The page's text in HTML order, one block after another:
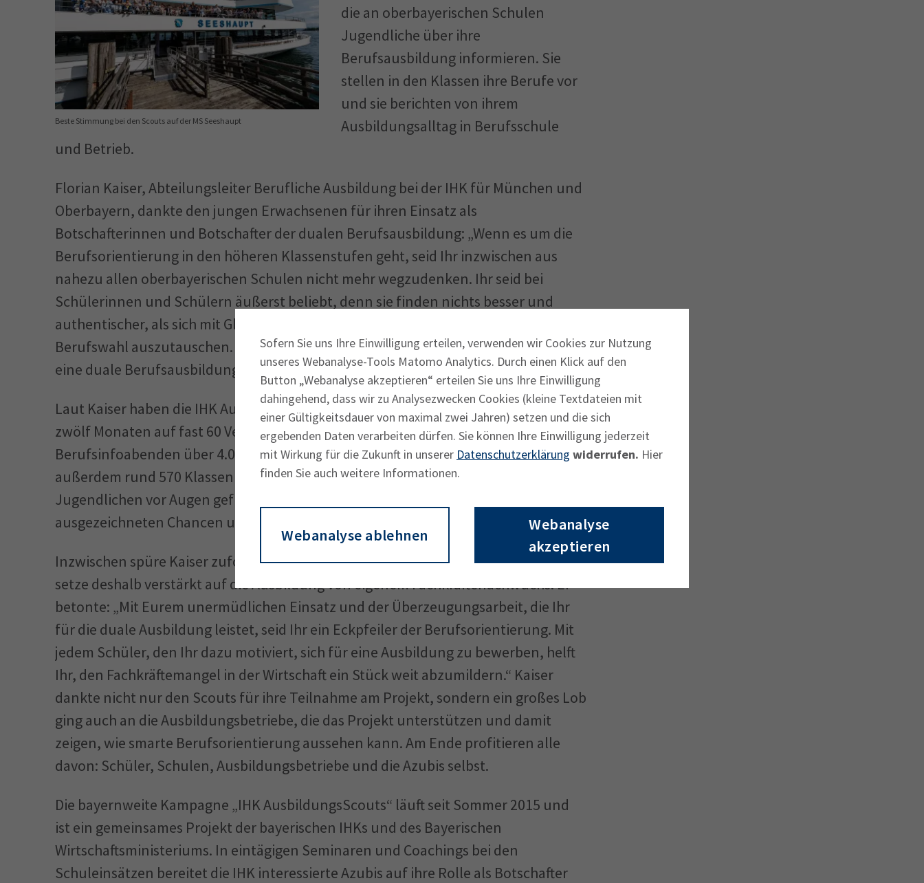
Sofern Sie uns Ihre Einwilligung erteilen, verwenden wir Cookies zur Nutzung
unseres Webanalyse-Tools Matomo Analytics. Durch einen Klick auf den
Button „Webanalyse akzeptieren“ erteilen Sie uns Ihre Einwilligung
dahingehend, dass wir zu Analysezwecken Cookies (kleine Textdateien mit
einer Gültigkeitsdauer von maximal zwei Jahren) setzen und die sich
ergebenden Daten verarbeiten dürfen. Sie können Ihre Einwilligung jederzeit
mit Wirkung für die Zukunft in unserer Datenschutzerklärung widerrufen. Hier
finden Sie auch weitere Informationen.
Webanalyse ablehnen
Webanalyse
akzeptieren
Beste Stimmung bei den Scouts auf der MS Seeshaupt
die an oberbayerischen Schulen
Jugendliche über ihre
Berufsausbildung informieren. Sie
stellen in den Klassen ihre Berufe vor
und sie berichten von ihrem
Ausbildungsalltag in Berufsschule
und Betrieb.
Florian Kaiser, Abteilungsleiter Berufliche Ausbildung bei der IHK für München und
Oberbayern, dankte den jungen Erwachsenen für ihren Einsatz als
Botschafterinnen und Botschafter der dualen Berufsausbildung: „Wenn es um die
Berufsorientierung in den höheren Klassenstufen geht, seid Ihr inzwischen aus
nahezu allen oberbayerischen Schulen nicht mehr wegzudenken. Ihr seid bei
Schülerinnen und Schülern äußerst beliebt, denn sie finden nichts besser und
authentischer, als sich mit Gleichaltrigen über das wichtige Zukunftsthema
Berufswahl auszutauschen. Es ist großartig, wie Ihr sie mit Eurer Begeisterung für
eine duale Berufsausbildung ansteckt.“
Laut Kaiser haben die IHK Ausbildungsscouts oberbayernweit in den vergangenen
zwölf Monaten auf fast 60 Veranstaltungen wie Ausbildungsmessen und
Berufsinfoabenden über 4.000 interessierte Jugendliche erreicht. Sie haben
außerdem rund 570 Klassen mit etwa 14.000 Schülern besucht und den
Jugendlichen vor Augen geführt, warum eine Ausbildung Spaß macht und welche
ausgezeichneten Chancen und beruflichen Perspektiven sie bietet.
Inzwischen spüre Kaiser zufolge fast jeder Betrieb einen Mangel an Fachkräften und
setze deshalb verstärkt auf die Ausbildung von eigenem Fachkräftenachwuchs. Er
betonte: „Mit Eurem unermüdlichen Einsatz und der Überzeugungsarbeit, die Ihr
für die duale Ausbildung leistet, seid Ihr ein Eckpfeiler der Berufsorientierung. Mit
jedem Schüler, den Ihr dazu motiviert, sich für eine Ausbildung zu bewerben, helft
Ihr, den Fachkräftemangel in der Wirtschaft ein Stück weit abzumildern.“ Kaiser
dankte nicht nur den Scouts für ihre Teilnahme am Projekt, sondern ein großes Lob
ging auch an die Ausbildungsbetriebe, die das Projekt unterstützen und damit
zeigen, wie smarte Berufsorientierung aussehen kann. Am Ende profitieren alle
davon: Schüler, Schulen, Ausbildungsbetriebe und die Azubis selbst.
Die bayernweite Kampagne „IHK AusbildungsScouts“ läuft seit Sommer 2015 und
ist ein gemeinsames Projekt der bayerischen IHKs und des Bayerischen
Wirtschaftsministeriums. In eintägigen Seminaren und Coachings bei den
Schuleinsätzen bereitet die IHK interessierte Azubis auf ihre Rolle als Botschafter